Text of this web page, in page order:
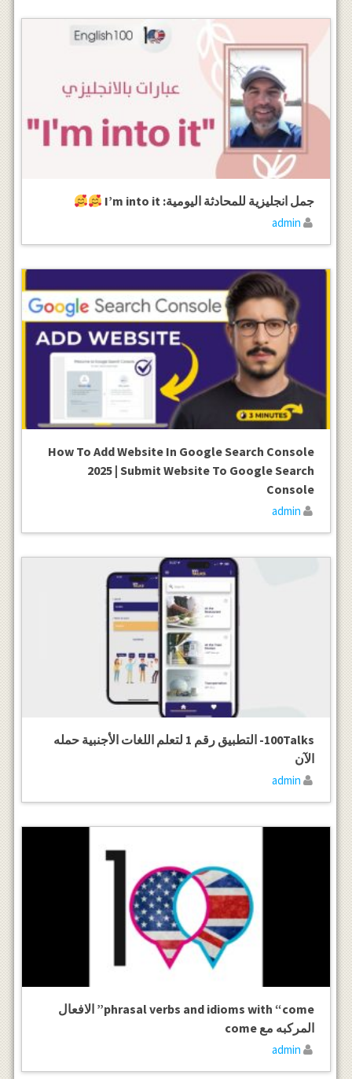
جمل انجليزية للمحادثة اليومية: I’m into it
admin
How To Add Website In Google Search Console
2025 | Submit Website To Google Search
Console
admin
100Talks- التطبيق رقم 1 لتعلم اللغات الأجنبية حمله
الآن
admin
phrasal verbs and idioms with “come” الافعال
المركبه مع come
admin